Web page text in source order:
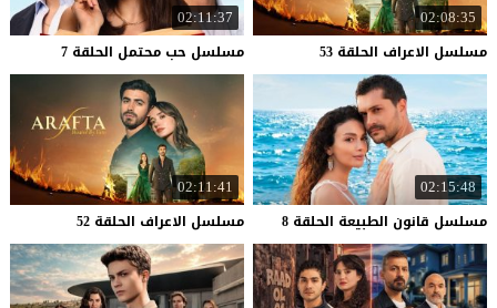
02:08:35
مسلسل الاعراف الحلقة 53
02:11:37
مسلسل حب محتمل الحلقة 7
02:15:48
مسلسل قانون الطبيعة الحلقة 8
02:11:41
مسلسل الاعراف الحلقة 52